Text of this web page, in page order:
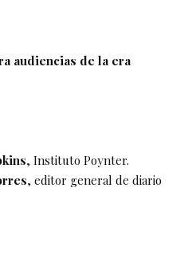
audiencias de la era
, Instituto Poynter.
, editor general de diario